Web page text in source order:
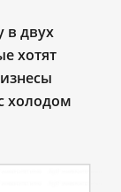
в двух
хотят
холодом